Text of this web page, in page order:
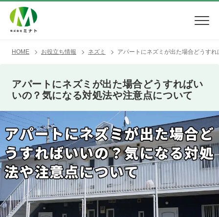
HOME お役立ち情報 ネズミ アパートにネズミが出た場合どうす
アパートにネズミが出た場合どうすればい
いの？気になる対処法や注意点について